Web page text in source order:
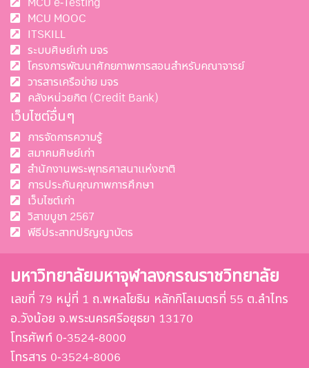
MCU MOOC
ITSKILL
ระบบศิษย์เก่า มจร
โครงการพัฒนาศักยภาพการสอนสำหรับคณาจารย์
วารสารเครือข่าย มจร
คลังหน่วยกิต (Credit Bank)
เว็บไซต์อื่นๆ
การจัดการความรู้
สมาคมศิษย์เก่า
สำนักงานพระพุทธศาสนาแห่งชาติ
การประกันคุณภาพการศึกษา
เว็บไซต์เก่า
วิสาขบูชา 2567
พีธีประสาทปริญญาบัตร
มหาวิทยาลัยมหาจุฬาลงกรณราชวิทยาลัย
เลขที่ 79 หมู่ที่ 1 ถ.พหลโยธิน หลักกิโลเมตรที่ 55 ต.ลำไทร
อ.วังน้อย จ.พระนครศรีอยุธยา 13170
โทรศัพท์ 0-3524-8000
โทรสาร 0-3524-8006